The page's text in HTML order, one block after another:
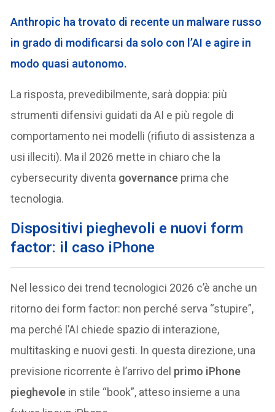
Anthropic ha trovato di recente un malware russo
in grado di modificarsi da solo con l’AI e agire in
modo quasi autonomo.
La risposta, prevedibilmente, sarà doppia: più
strumenti difensivi guidati da AI e più regole di
comportamento nei modelli (rifiuto di assistenza a
usi illeciti). Ma il 2026 mette in chiaro che la
cybersecurity diventa governance prima che
tecnologia.
Dispositivi pieghevoli e nuovi form
factor: il caso iPhone
Nel lessico dei trend tecnologici 2026 c’è anche un
ritorno dei form factor: non perché serva “stupire”,
ma perché l’AI chiede spazio di interazione,
multitasking e nuovi gesti. In questa direzione, una
previsione ricorrente è l’arrivo del primo iPhone
pieghevole in stile “book”, atteso insieme a una